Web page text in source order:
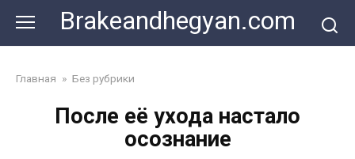
content
Brakeandhegyan.com
Главная » Без рубрики
После её ухода настало
осознание